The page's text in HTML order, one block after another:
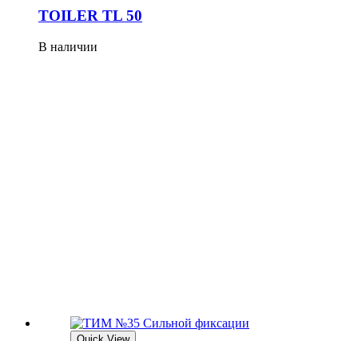
TOILER TL 50
В наличии